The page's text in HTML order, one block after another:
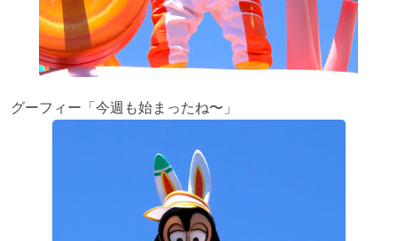
グーフィー「今週も始まったね〜」